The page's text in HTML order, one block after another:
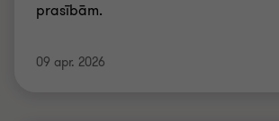
prasībām.
09 apr. 2026